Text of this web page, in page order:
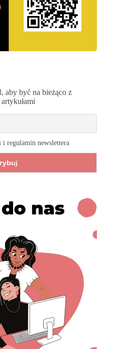
aby być na bieżąco z
regulamin newslettera